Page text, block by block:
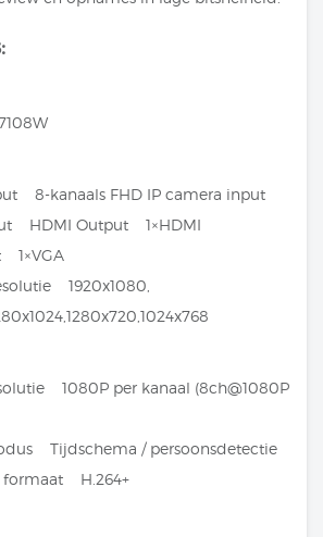
8-kanaals FHD IP camera input
HDMI Output 1×HDMI
1×VGA
1920x1080,
1080P per kanaal (8ch@1080P
Tijdschema / persoonsdetectie
formaat H.264+